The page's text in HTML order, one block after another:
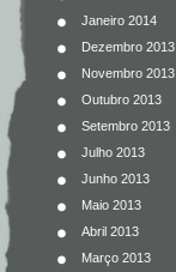
Janeiro 2014
Dezembro 2013
Novembro 2013
Outubro 2013
Setembro 2013
Julho 2013
Junho 2013
Maio 2013
Abril 2013
Março 2013